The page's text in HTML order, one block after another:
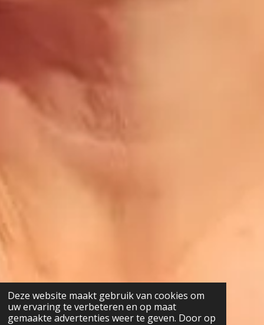
Deze website maakt gebruik van cookies om
uw ervaring te verbeteren en op maat
gemaakte advertenties weer te geven. Door op